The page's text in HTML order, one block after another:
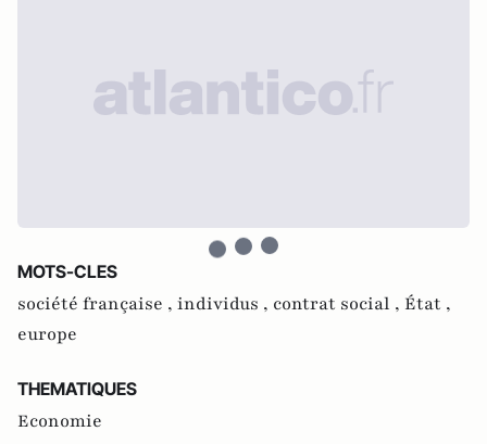
MOTS-CLES
société française , individus , contrat social , État ,
europe
THEMATIQUES
Economie